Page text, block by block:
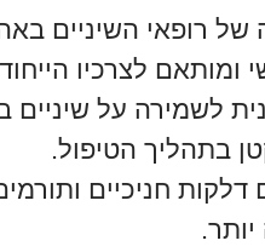
רופאי השיניים באה
לצרכיו
על שיניים
בתהליך הטיפול.
חניכיים
יותר.